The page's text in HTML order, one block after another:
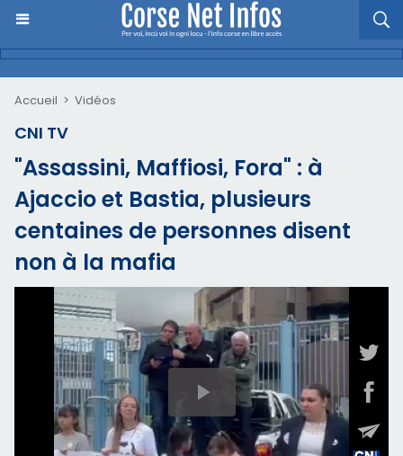
Accueil > Vidéos
CNI TV
"Assassini, Maffiosi, Fora" : à
Ajaccio et Bastia, plusieurs
centaines de personnes disent
non à la mafia